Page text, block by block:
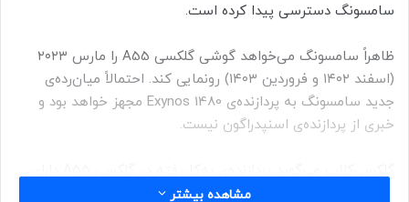
سامسونگ دسترسی پیدا کرده است.
ظاهراً سامسونگ می‌خواهد گوشی گلکسی A55 را مارس ۲۰۲۳
(اسفند ۱۴۰۲ و فروردین ۱۴۰۳) رونمایی کند. احتمالاً میان‌رده‌ی
جدید سامسونگ به پردازنده‌ی Exynos 1480 مجهز خواهد بود و
خبری از پردازنده‌ی اسنپدراگون نیست.
مشاهده بیشتر